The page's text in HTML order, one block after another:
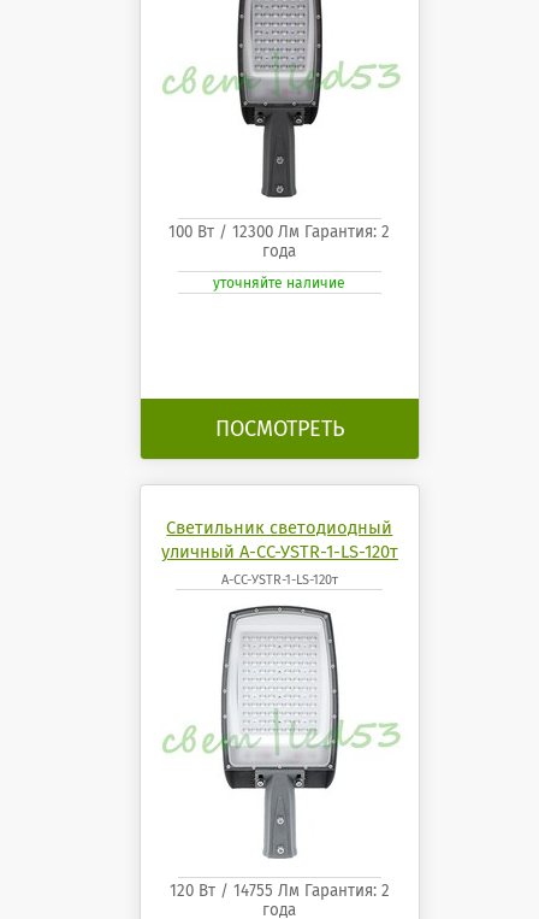
100 Вт / 12300 Лм Гарантия: 2
года
уточняйте наличие
ПОСМОТРЕТЬ
Светильник светодиодный
уличный А-СС-УSTR-1-LS-120т
А-СС-УSTR-1-LS-120т
120 Вт / 14755 Лм Гарантия: 2
года